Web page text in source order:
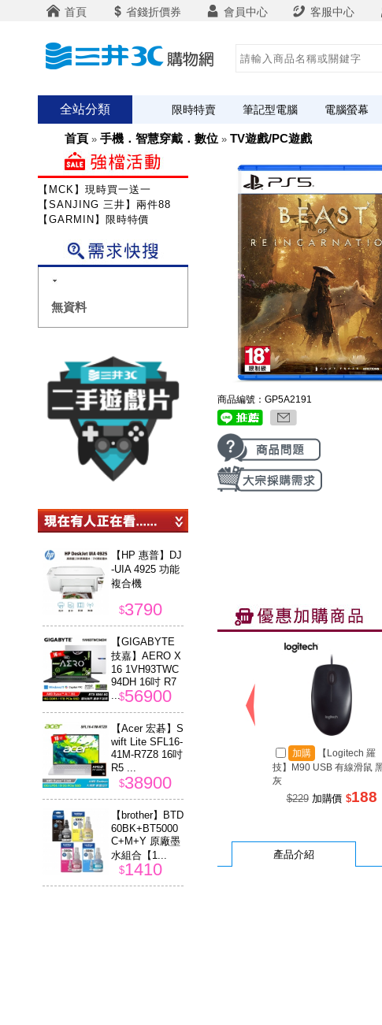
首頁 省錢折價券 會員中心 客服中心
全站分類 限時特賣 筆記型電腦 電腦螢幕
首頁 » 手機．智慧穿戴．數位 » TV遊戲/PC遊戲
商品編號：GP5A2191
加購
【Logitech 羅
技】M90 USB 有線滑鼠
灰
$229加購價 $188
產品介紹
【MCK】現時買一送一
【SANJING 三井】兩件88折
【GARMIN】限時特價
無資料
【HP 惠普】DJ
-UIA 4925 功能
複合機
$3790
【GIGABYTE
技嘉】AERO X
16 1VH93TWC
94DH 16吋 R7
...$56900
【Acer 宏碁】S
wift Lite SFL16-
41M-R7Z8 16吋
R5 ...
$38900
【brother】BTD
60BK+BT5000
C+M+Y 原廠墨
水組合【1...
$1410